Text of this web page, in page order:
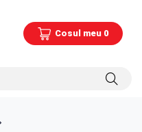
Cosul meu 0